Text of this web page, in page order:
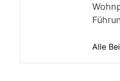
Alle